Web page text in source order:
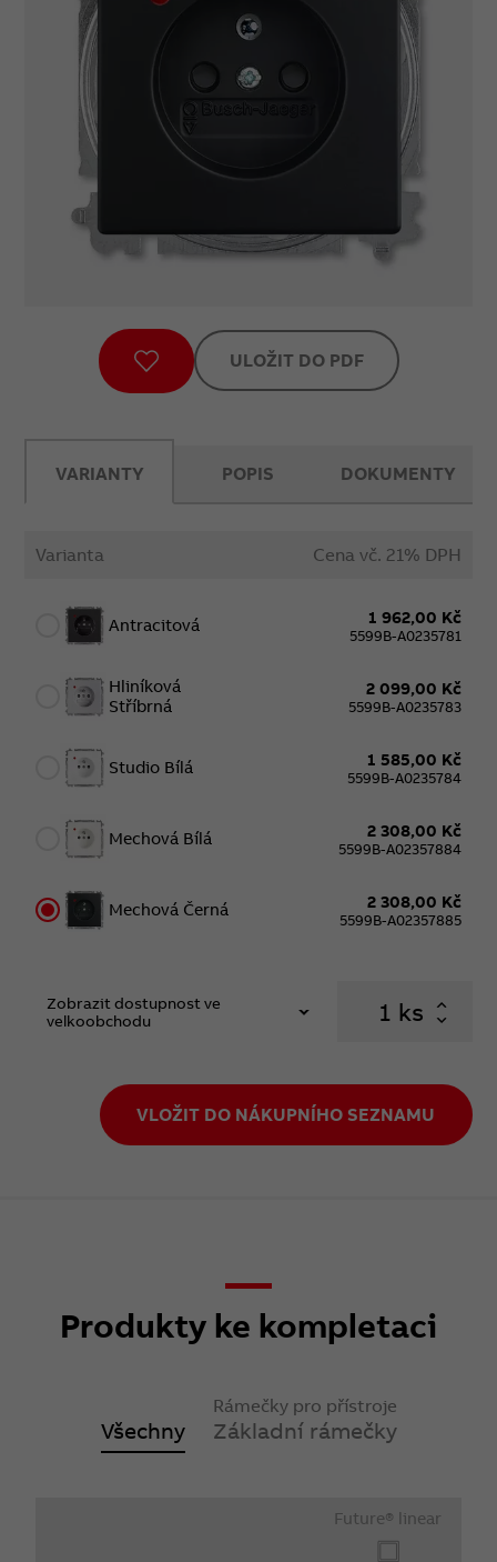
ULOŽIT DO PDF
VARIANTY
Varianta Cena vč. 21% DPH
Antracitová 1 962,00 Kč
5599B-A0235781
Hliníková
Stříbrná
2 099,00 Kč
5599B-A0235783
Studio Bílá 1 585,00 Kč
5599B-A0235784
Mechová Bílá 2 308,00 Kč
5599B-A02357884
Mechová Černá 2 308,00 Kč
5599B-A02357885
Zobrazit dostupnost ve
velkoobchodu
ks
VLOŽIT DO NÁKUPNÍHO SEZNAMU
POPIS DOKUMENTY
Produkty ke kompletaci
Všechny
Rámečky pro přístroje
Základní rámečky
Future® linear